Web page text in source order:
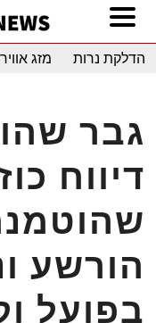
הדלקת נרות מזג אוויר
גבר
דיווח
הורשע
בפועל